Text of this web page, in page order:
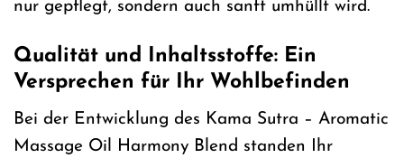
nur gepflegt, sondern auch sanft umhüllt wird.
Qualität und Inhaltsstoffe: Ein
Versprechen für Ihr Wohlbefinden
Bei der Entwicklung des Kama Sutra – Aromatic
Massage Oil Harmony Blend standen Ihr